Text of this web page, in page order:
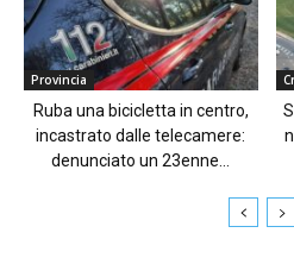
Provincia
Ruba una bicicletta in centro,
incastrato dalle telecamere:
denunciato un 23enne...